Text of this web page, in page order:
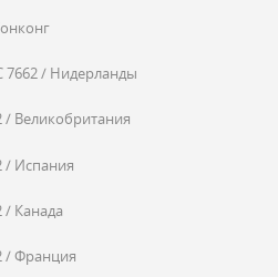
7662 / Нидерланды
/ Великобритания
/ Испания
/ Канада
/ Франция